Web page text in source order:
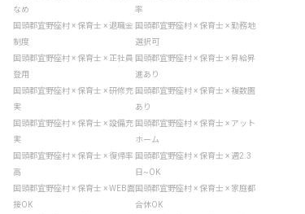
なめ
率
国頭郡宜野座村 × 保育士 × 退職金
制度
国頭郡宜野座村 × 保育士 × 勤務地
選択可
国頭郡宜野座村 × 保育士 × 正社員
登用
国頭郡宜野座村 × 保育士 × 昇給昇
進あり
国頭郡宜野座村 × 保育士 × 研修充
実
国頭郡宜野座村 × 保育士 × 複数園
あり
国頭郡宜野座村 × 保育士 × 設備充
実
国頭郡宜野座村 × 保育士 × アット
ホーム
国頭郡宜野座村 × 保育士 × 復帰率
高
国頭郡宜野座村 × 保育士 × 週2.3
日~OK
国頭郡宜野座村 × 保育士 × WEB面
接OK
国頭郡宜野座村 × 保育士 × 家庭都
合休OK